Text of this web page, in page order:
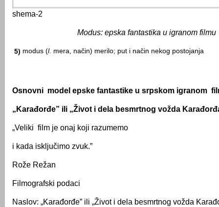
shema-2
Modus: epska fantastika u igranom filmu
5) modus (l. mera, način) merilo; put i način nekog postojanja
Osnovni model epske fantastike u srpskom igranom
„Karađorđe” ili „Život i dela besmrtnog vožda
„Veliki film je onaj koji razumemo
i kada isključimo zvuk.”
Rože Režan
Filmografski podaci
Naslov: „Karađorđe” ili „Život i dela besmrtnog vožda